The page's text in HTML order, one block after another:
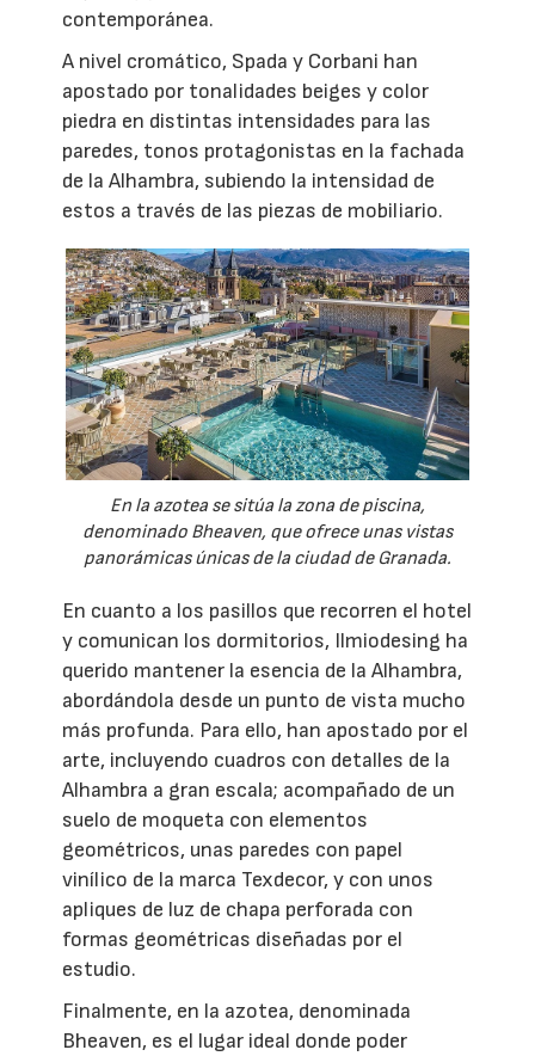
contemporánea.
A nivel cromático, Spada y Corbani han
apostado por tonalidades beiges y color
piedra en distintas intensidades para las
paredes, tonos protagonistas en la fachada
de la Alhambra, subiendo la intensidad de
estos a través de las piezas de mobiliario.
En la azotea se sitúa la zona de piscina,
denominado Bheaven, que ofrece unas vistas
panorámicas únicas de la ciudad de Granada.
En cuanto a los pasillos que recorren el hotel
y comunican los dormitorios, Ilmiodesing ha
querido mantener la esencia de la Alhambra,
abordándola desde un punto de vista mucho
más profunda. Para ello, han apostado por el
arte, incluyendo cuadros con detalles de la
Alhambra a gran escala; acompañado de un
suelo de moqueta con elementos
geométricos, unas paredes con papel
vinílico de la marca Texdecor, y con unos
apliques de luz de chapa perforada con
formas geométricas diseñadas por el
estudio.
Finalmente, en la azotea, denominada
Bheaven, es el lugar ideal donde poder